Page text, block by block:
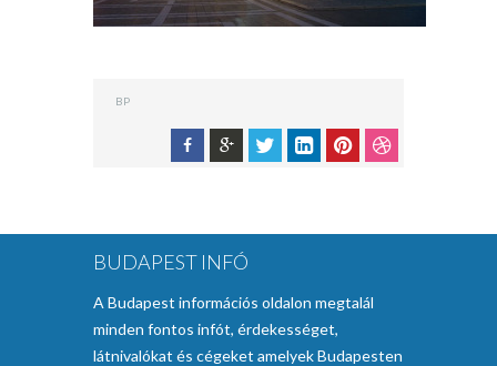
BP
BUDAPEST INFÓ
A Budapest információs oldalon megtalál
minden fontos infót, érdekességet,
látnivalókat és cégeket amelyek Budapesten